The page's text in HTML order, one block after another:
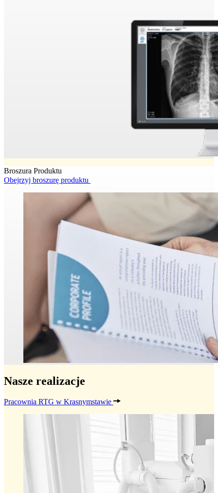
Broszura Produktu
Obejrzyj broszurę produktu
Nasze realizacje
Pracownia RTG w Krasnymstawie